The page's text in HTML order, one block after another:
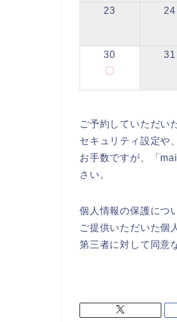
23 24
30
〇
31
ご予約していただい
セキュリティ設定や
お手数ですが、「
さい。
個人情報の保護につ
ご提供いただいた個
第三者に対して同意